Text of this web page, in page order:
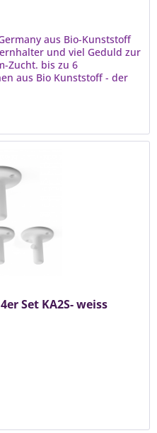
aus Bio-Kunststoff
und viel Geduld zur
Zucht. bis zu 6
aus Bio Kunststoff - der
Set KA2S- weiss